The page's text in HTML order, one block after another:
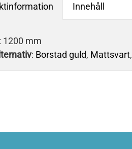
Innehåll
: 1200 mm
: Borstad guld, Mattsvart,